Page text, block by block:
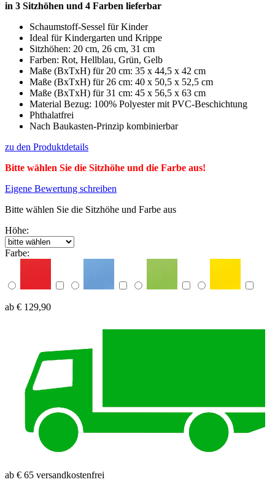
in 3 Sitzhöhen und 4 Farben lieferbar
Schaumstoff-Sessel für Kinder
Ideal für Kindergarten und Krippe
Sitzhöhen: 20 cm, 26 cm, 31 cm
Farben: Rot, Hellblau, Grün, Gelb
Maße (BxTxH) für 20 cm: 35 x 44,5 x 42 cm
Maße (BxTxH) für 26 cm: 40 x 50,5 x 52,5 cm
Maße (BxTxH) für 31 cm: 45 x 56,5 x 63 cm
Material Bezug: 100% Polyester mit PVC-Beschichtung
Phthalatfrei
Nach Baukasten-Prinzip kombinierbar
zu den Produktdetails
Bitte wählen Sie die Sitzhöhe und die Farbe aus!
Eigene Bewertung schreiben
Bitte wählen Sie die Sitzhöhe und Farbe aus
Höhe:
Farbe:
ab € 129,90
ab € 65 versandkostenfrei